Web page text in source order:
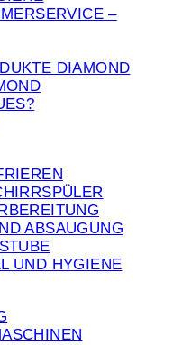
–
DIAMOND
ABSAUGUNG
UND HYGIENE